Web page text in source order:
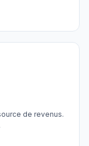
de revenus.